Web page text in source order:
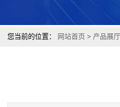
您当前的位置： 网站首页 > 产品展厅